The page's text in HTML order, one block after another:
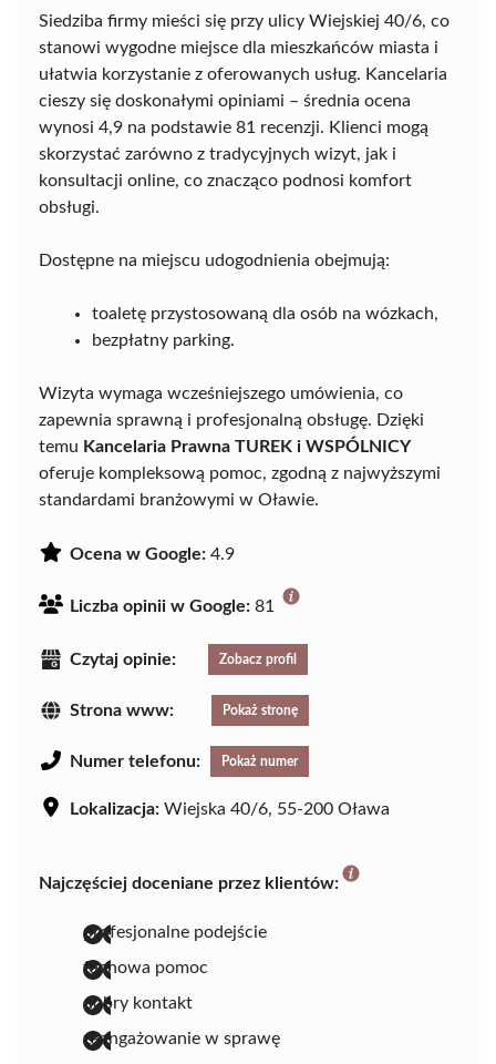
Siedziba firmy mieści się przy ulicy Wiejskiej 40/6, co
stanowi wygodne miejsce dla mieszkańców miasta i
ułatwia korzystanie z oferowanych usług. Kancelaria
cieszy się doskonałymi opiniami – średnia ocena
wynosi 4,9 na podstawie 81 recenzji. Klienci mogą
skorzystać zarówno z tradycyjnych wizyt, jak i
konsultacji online, co znacząco podnosi komfort
obsługi.
Dostępne na miejscu udogodnienia obejmują:
toaletę przystosowaną dla osób na wózkach,
bezpłatny parking.
Wizyta wymaga wcześniejszego umówienia, co
zapewnia sprawną i profesjonalną obsługę. Dzięki
temu Kancelaria Prawna TUREK i WSPÓLNICY
oferuje kompleksową pomoc, zgodną z najwyższymi
standardami branżowymi w Oławie.
Ocena w Google: 4.9
Liczba opinii w Google: 81
Czytaj opinie: Zobacz profil
Strona www: Pokaż stronę
Numer telefonu: Pokaż numer
Lokalizacja: Wiejska 40/6, 55-200 Oława
Najczęściej doceniane przez klientów:
profesjonalne podejście
fachowa pomoc
dobry kontakt
zaangażowanie w sprawę